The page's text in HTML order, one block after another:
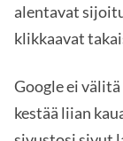
alentavat
klikkaavat
Google ei
kestää liian